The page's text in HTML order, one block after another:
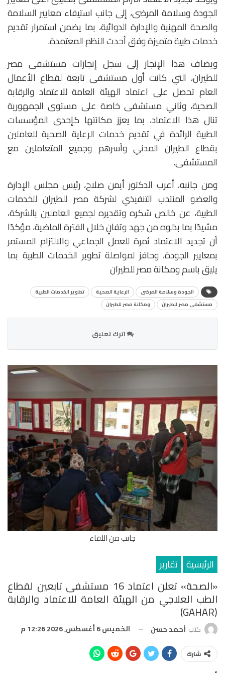
الجودة وسلامة المرضى، إلى جانب استيفاء معايير السلامة
والصحة المهنية والإدارة الدوائية، بما يضمن استمرار تقديم
خدمات طبية متميزة وفق أحدث النظم المعتمدة.
ويضاف هذا الإنجاز إلى سجل إنجازات مستشفى مصر
للطيران، التي كانت أول مستشفى تابعة لقطاع الأعمال
العام تحصل على اعتماد الهيئة العامة للاعتماد والرقابة
الصحية، وثاني مستشفى خاصة على مستوى الجمهورية
تنال هذا الاعتماد، بما يعزز مكانتها كإحدى المؤسسات
الطبية الرائدة في تقديم خدمات الرعاية الصحية للعاملين
بقطاع الطيران المدني وأسرهم وجميع المتعاملين مع
المستشفى.
ومن جانبه، أعرب الدكتور أيمن صلاح، رئيس مجلس الإدارة
والعضو المنتدب التنفيذي لشركة مصر للطيران للخدمات
الطبية، عن خالص شكره وتقديره لجميع العاملين بالشركة،
مشيدًا بما بذلوه من جهد وتفانٍ خلال الفترة الماضية، مؤكدًا
أن تجديد الاعتماد ثمرة للعمل الجماعي والالتزام المستمر
بمعايير الجودة، وحافز لمواصلة تطوير الخدمات الطبية بما
يليق باسم ومكانة مصر للطيران
الجودة وسلامة المرضى الرعاية الصحية
تطوير الخدمات الطبية
مستشفى مصر للطيران
ومكانة مصر للطيران
اترك تعليق
جانب من اللقاء
الرئيسية تقارير
«الصحة» تعلن اعتماد 16 مستشفى تابعين لقطاع
الطب العلاجي من الهيئة العامة للاعتماد والرقابة
(GAHAR)
كتب أحمد حسن الخميس 6 أغسطس, 2026 12:26 م
شارك